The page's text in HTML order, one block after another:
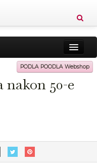
Zdravlje Vitkost
Recepti
PODLA POODLA Webshop
nakon 50-e